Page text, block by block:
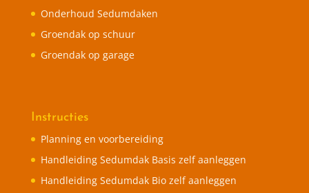
Onderhoud Sedumdaken
Groendak op schuur
Groendak op garage
Instructies
Planning en voorbereiding
Handleiding Sedumdak Basis zelf aanleggen
Handleiding Sedumdak Bio zelf aanleggen